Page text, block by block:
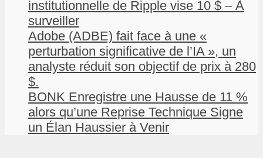
institutionnelle de Ripple vise 10 $ – À
surveiller
Adobe (ADBE) fait face à une «
perturbation significative de l’IA », un
analyste réduit son objectif de prix à 280
$.
BONK Enregistre une Hausse de 11 %
alors qu’une Reprise Technique Signe
un Élan Haussier à Venir